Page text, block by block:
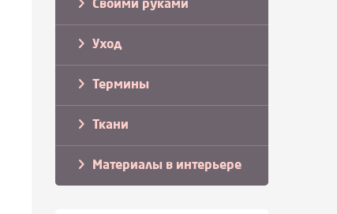
Своими руками
Уход
Термины
Ткани
Материалы в интерьере